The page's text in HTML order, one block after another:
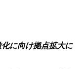
に向け拠点拡大に